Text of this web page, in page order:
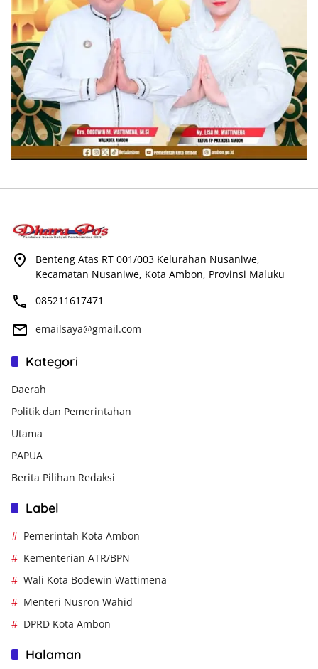
Benteng Atas RT 001/003 Kelurahan Nusaniwe,
Kecamatan Nusaniwe, Kota Ambon, Provinsi Maluku
085211617471
emailsaya@gmail.com
Kategori
Daerah
Politik dan Pemerintahan
Utama
PAPUA
Berita Pilihan Redaksi
Label
Pemerintah Kota Ambon
Kementerian ATR/BPN
Wali Kota Bodewin Wattimena
Menteri Nusron Wahid
DPRD Kota Ambon
Halaman